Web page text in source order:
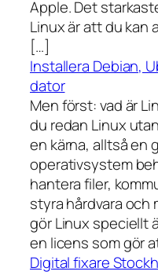
Apple. Det
Linux är att du kan
[…]
Installera Debian,
dator
Men först: vad är
du redan Linux
en kärna, alltså en
operativsystem
hantera filer,
styra hårdvara och
gör Linux speciellt
en licens som gör
Digital fixare